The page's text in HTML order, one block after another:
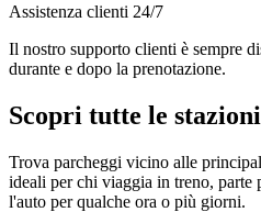
Assistenza clienti 24/7
Il nostro supporto clienti è sempre
durante e dopo la prenotazione.
Scopri tutte le stazioni
Trova parcheggi vicino alle
ideali per chi viaggia in treno, parte
l'auto per qualche ora o più giorni.